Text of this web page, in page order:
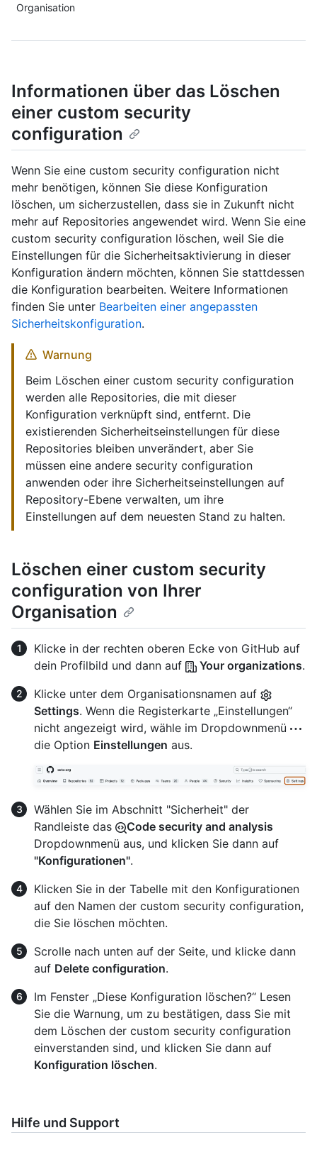
Organisation
Informationen über das Löschen
einer custom security
configuration
Wenn Sie eine custom security configuration nicht
mehr benötigen, können Sie diese Konfiguration
löschen, um sicherzustellen, dass sie in Zukunft nicht
mehr auf Repositories angewendet wird. Wenn Sie eine
custom security configuration löschen, weil Sie die
Einstellungen für die Sicherheitsaktivierung in dieser
Konfiguration ändern möchten, können Sie stattdessen
die Konfiguration bearbeiten. Weitere Informationen
finden Sie unter Bearbeiten einer angepassten
Sicherheitskonfiguration.
Warnung
Beim Löschen einer custom security configuration
werden alle Repositories, die mit dieser
Konfiguration verknüpft sind, entfernt. Die
existierenden Sicherheitseinstellungen für diese
Repositories bleiben unverändert, aber Sie
müssen eine andere security configuration
anwenden oder ihre Sicherheitseinstellungen auf
Repository-Ebene verwalten, um ihre
Einstellungen auf dem neuesten Stand zu halten.
Löschen einer custom security
configuration von Ihrer
Organisation
Klicke in der rechten oberen Ecke von GitHub auf
dein Profilbild und dann auf
Your organizations.
Klicke unter dem Organisationsnamen auf
Settings. Wenn die Registerkarte „Einstellungen“
nicht angezeigt wird, wähle im Dropdownmenü
die Option Einstellungen aus.
Wählen Sie im Abschnitt "Sicherheit" der
Randleiste das
Code security and analysis
Dropdownmenü aus, und klicken Sie dann auf
"Konfigurationen".
Klicken Sie in der Tabelle mit den Konfigurationen
auf den Namen der custom security configuration,
die Sie löschen möchten.
Scrolle nach unten auf der Seite, und klicke dann
auf Delete configuration.
Im Fenster „Diese Konfiguration löschen?“ Lesen
Sie die Warnung, um zu bestätigen, dass Sie mit
dem Löschen der custom security configuration
einverstanden sind, und klicken Sie dann auf
Konfiguration löschen.
Hilfe und Support